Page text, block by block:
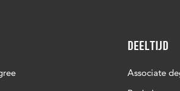
Deeltijd
Associate